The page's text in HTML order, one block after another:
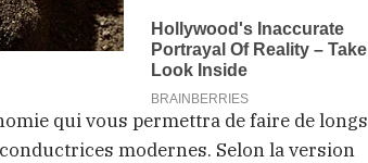
qui vous permettra de faire de longs
modernes. Selon la version